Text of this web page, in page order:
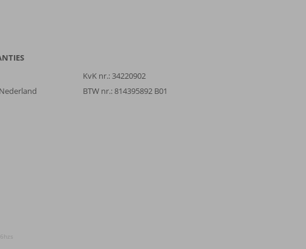
KvK nr.: 34220902
BTW nr.: 814395892 B01